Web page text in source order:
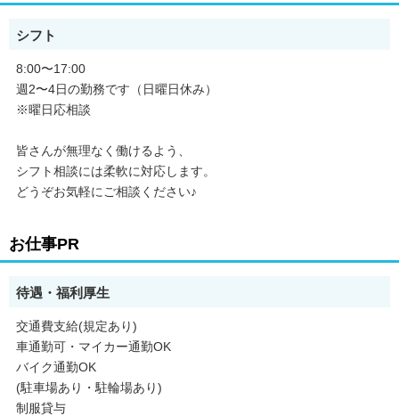
シフト
8:00〜17:00
週2〜4日の勤務です（日曜日休み）
※曜日応相談
皆さんが無理なく働けるよう、
シフト相談には柔軟に対応します。
どうぞお気軽にご相談ください♪
お仕事PR
待遇・福利厚生
交通費支給(規定あり)
車通勤可・マイカー通勤OK
バイク通勤OK
(駐車場あり・駐輪場あり)
制服貸与